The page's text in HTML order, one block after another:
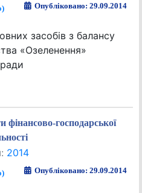
Опубліковано: 29.09.2014
засобів з балансу
«Озеленення»
господарської
2014
Опубліковано: 29.09.2014